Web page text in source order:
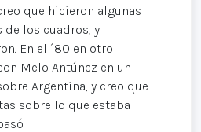
que hicieron algunas
los cuadros, y
En el ´80 en otro
Melo Antúnez en un
Argentina, y creo que
sobre lo que estaba